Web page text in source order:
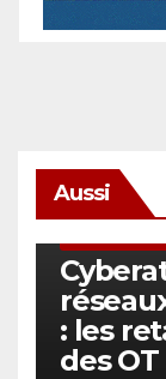
Aussi
: les
des